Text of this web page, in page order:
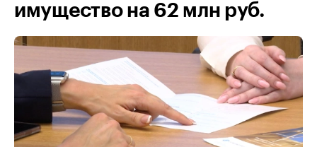
имущество на 62 млн руб.